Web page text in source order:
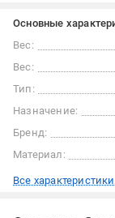
Основные
Вес:
Вес:
Тип:
Назначение:
Бренд:
Материал:
Все характеристики